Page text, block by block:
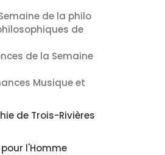
de la philo
de
de la Semaine
Musique et
de Trois-Rivières
l'Homme